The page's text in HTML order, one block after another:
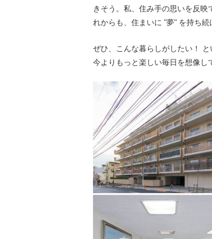
きそう。私、住み手の思いを反映
れからも、住まいに "夢" を持ち続
ぜひ、こんな暮らしがしたい！
今よりもっと楽しい毎日を想像し